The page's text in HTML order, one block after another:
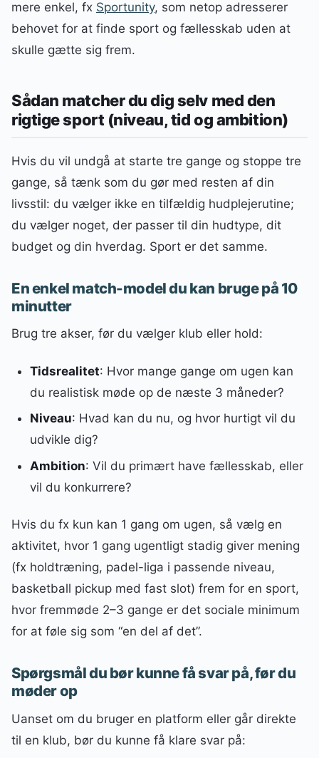
mere enkel, fx Sportunity, som netop adresserer
behovet for at finde sport og fællesskab uden at
skulle gætte sig frem.
Sådan matcher du dig selv med den
rigtige sport (niveau, tid og ambition)
Hvis du vil undgå at starte tre gange og stoppe tre
gange, så tænk som du gør med resten af din
livsstil: du vælger ikke en tilfældig hudplejerutine;
du vælger noget, der passer til din hudtype, dit
budget og din hverdag. Sport er det samme.
En enkel match-model du kan bruge på 10
minutter
Brug tre akser, før du vælger klub eller hold:
Tidsrealitet: Hvor mange gange om ugen kan
du realistisk møde op de næste 3 måneder?
Niveau: Hvad kan du nu, og hvor hurtigt vil du
udvikle dig?
Ambition: Vil du primært have fællesskab, eller
vil du konkurrere?
Hvis du fx kun kan 1 gang om ugen, så vælg en
aktivitet, hvor 1 gang ugentligt stadig giver mening
(fx holdtræning, padel-liga i passende niveau,
basketball pickup med fast slot) frem for en sport,
hvor fremmøde 2–3 gange er det sociale minimum
for at føle sig som “en del af det”.
Spørgsmål du bør kunne få svar på, før du
møder op
Uanset om du bruger en platform eller går direkte
til en klub, bør du kunne få klare svar på: